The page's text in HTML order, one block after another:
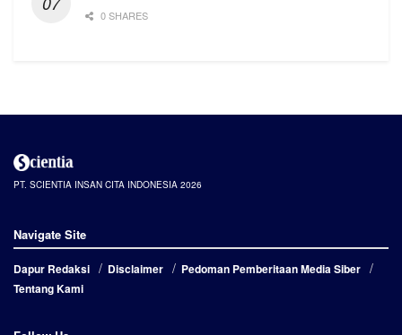
0 SHARES
PT. SCIENTIA INSAN CITA INDONESIA 2026
Navigate Site
Dapur Redaksi Disclaimer
Pedoman Pemberitaan Media Siber
Tentang Kami